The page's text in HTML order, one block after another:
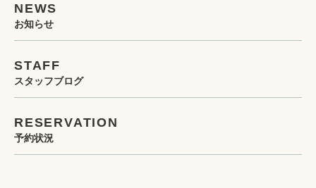
NEWS
お知らせ
STAFF
スタッフブログ
RESERVATION
予約状況